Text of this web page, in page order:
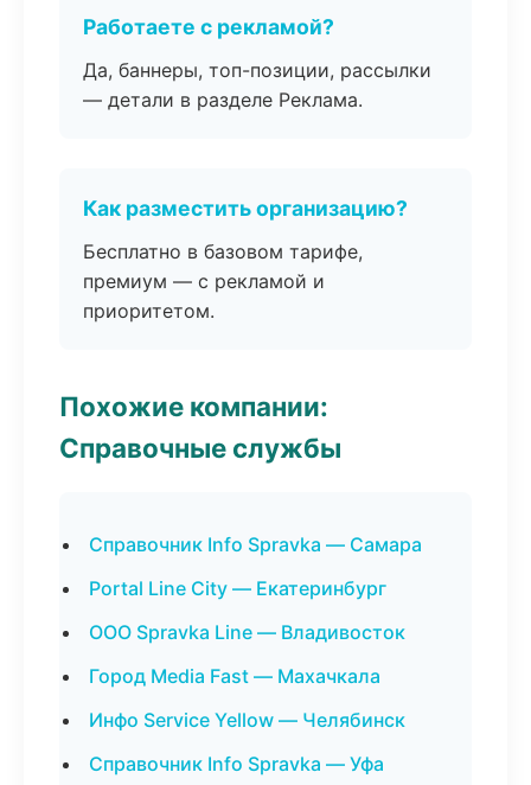
Работаете с рекламой?
Да, баннеры, топ-позиции, рассылки
— детали в разделе Реклама.
Как разместить организацию?
Бесплатно в базовом тарифе,
премиум — с рекламой и
приоритетом.
Похожие компании:
Справочные службы
Справочник Info Spravka — Самара
Portal Line City — Екатеринбург
ООО Spravka Line — Владивосток
Город Media Fast — Махачкала
Инфо Service Yellow — Челябинск
Справочник Info Spravka — Уфа